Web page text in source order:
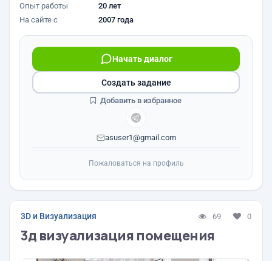
Опыт работы
20 лет
На сайте с
2007 года
Начать диалог
asuser1@gmail.com
Создать задание
Добавить в избранное
Пожаловаться на профиль
3D и Визуализация 69 0
3д визуализация помещения